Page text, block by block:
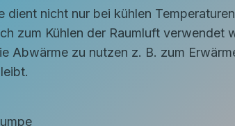
dient nicht nur bei kühlen
zum Kühlen der Raumluft verwendet
Abwärme zu nutzen z. B. zum